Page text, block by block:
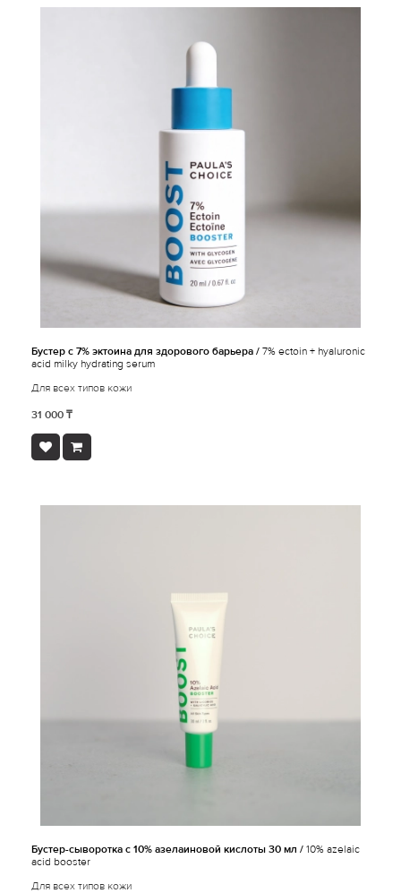
Бустер с 7% эктоина для здорового барьера / 7% ectoin + hyaluronic
acid milky hydrating serum
Для всех типов кожи
31 000 ₸
Бустер-сыворотка с 10% азелаиновой кислоты 30 мл / 10% azelaic
acid booster
Для всех типов кожи